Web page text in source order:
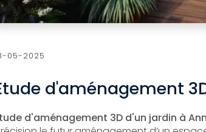
05-2025
d'aménagement
d'aménagement 3D d'un jardin à